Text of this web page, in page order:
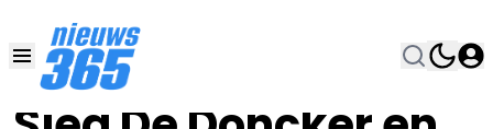
27 FEB 2024, 13:00